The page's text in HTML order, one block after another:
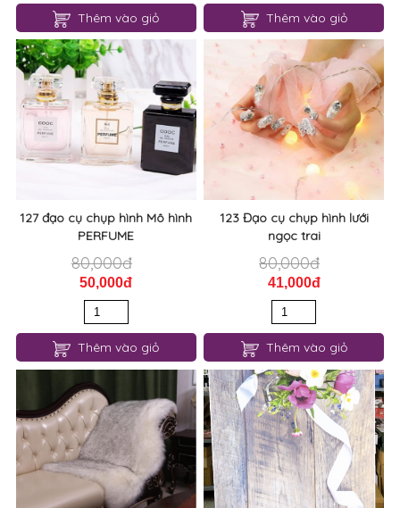
Thêm vào giỏ Thêm vào giỏ
127 đạo cụ chụp hình Mô hình
PERFUME
80,000đ
50,000đ
Thêm vào giỏ
123 Đạo cụ chụp hình lưới
ngọc trai
80,000đ
41,000đ
Thêm vào giỏ